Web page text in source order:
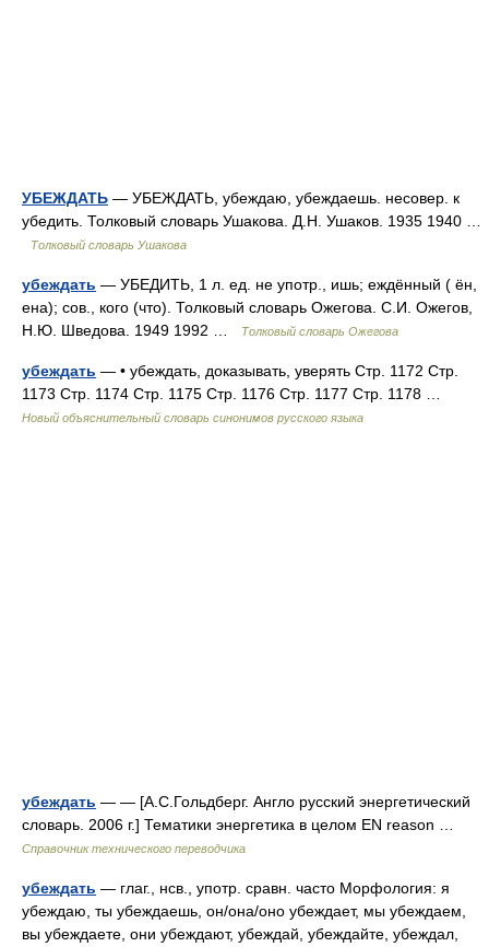
УБЕЖДАТЬ — УБЕЖДАТЬ, убеждаю, убеждаешь. несовер. к
убедить. Толковый словарь Ушакова. Д.Н. Ушаков. 1935 1940 …
Толковый словарь Ушакова
убеждать — УБЕДИТЬ, 1 л. ед. не употр., ишь; еждённый ( ён,
ена); сов., кого (что). Толковый словарь Ожегова. С.И. Ожегов,
Н.Ю. Шведова. 1949 1992 …
Толковый словарь Ожегова
убеждать — • убеждать, доказывать, уверять Стр. 1172 Стр.
1173 Стр. 1174 Стр. 1175 Стр. 1176 Стр. 1177 Стр. 1178 …
Новый объяснительный словарь синонимов русского языка
убеждать — — [А.С.Гольдберг. Англо русский энергетический
словарь. 2006 г.] Тематики энергетика в целом EN reason …
Справочник технического переводчика
убеждать — глаг., нсв., употр. сравн. часто Морфология: я
убеждаю, ты убеждаешь, он/она/оно убеждает, мы убеждаем,
вы убеждаете, они убеждают, убеждай, убеждайте, убеждал,